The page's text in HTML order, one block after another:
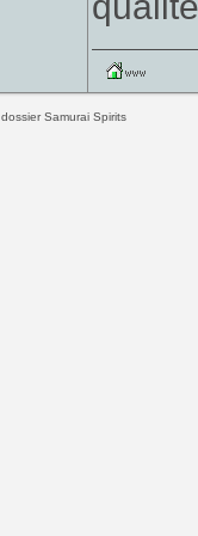
dossier Samurai Spirits